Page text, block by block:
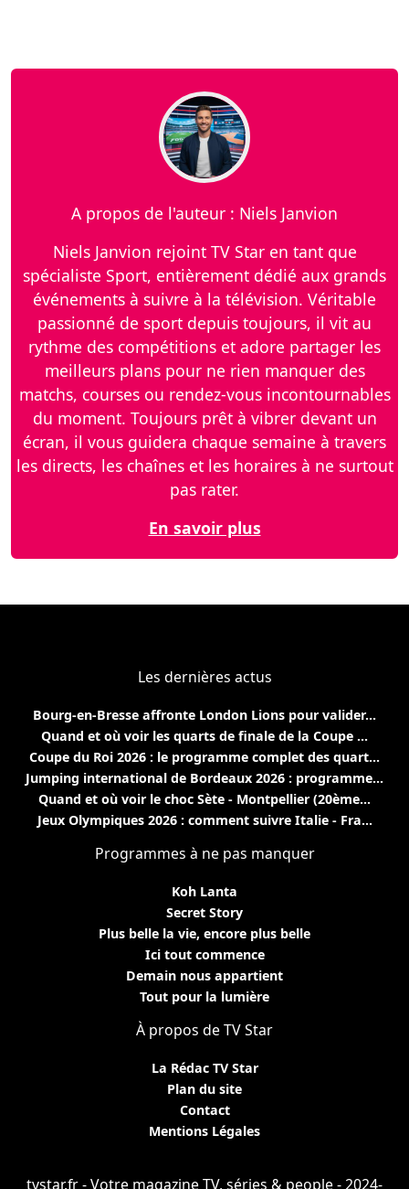
A propos de l'auteur : Niels Janvion
Niels Janvion rejoint TV Star en tant que
spécialiste Sport, entièrement dédié aux grands
événements à suivre à la télévision. Véritable
passionné de sport depuis toujours, il vit au
rythme des compétitions et adore partager les
meilleurs plans pour ne rien manquer des
matchs, courses ou rendez-vous incontournables
du moment. Toujours prêt à vibrer devant un
écran, il vous guidera chaque semaine à travers
les directs, les chaînes et les horaires à ne surtout
pas rater.
En savoir plus
Les dernières actus
Bourg-en-Bresse affronte London Lions pour valider...
Quand et où voir les quarts de finale de la Coupe ...
Coupe du Roi 2026 : le programme complet des quart...
Jumping international de Bordeaux 2026 : programme...
Quand et où voir le choc Sète - Montpellier (20ème...
Jeux Olympiques 2026 : comment suivre Italie - Fra...
Programmes à ne pas manquer
Koh Lanta
Secret Story
Plus belle la vie, encore plus belle
Ici tout commence
Demain nous appartient
Tout pour la lumière
À propos de TV Star
La Rédac TV Star
Plan du site
Contact
Mentions Légales
tvstar.fr - Votre magazine TV, séries & people - 2024-